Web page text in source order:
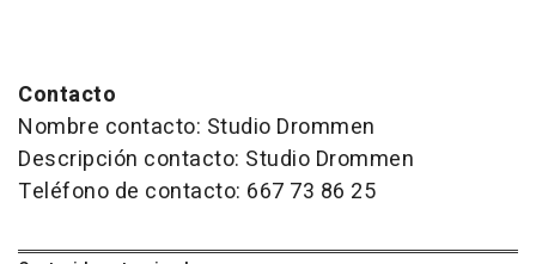
Contacto
Nombre contacto: Studio Drommen
Descripción contacto: Studio Drommen
Teléfono de contacto: 667 73 86 25